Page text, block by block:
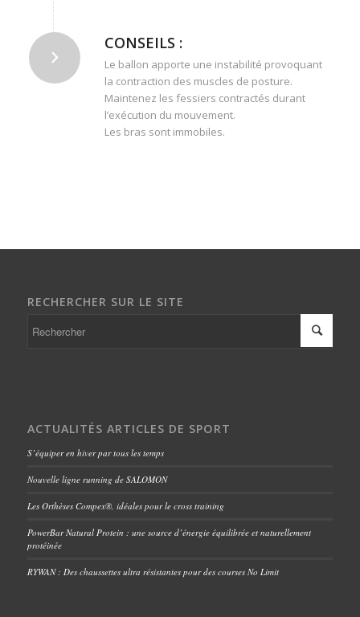
CONSEILS :
Le ballon apporte une instabilité provoquant
la contraction des muscles de posture.
Maintenez les fessiers contractés durant
l’exécution du mouvement.
Les bras sont immobiles.
RECHERCHER SUR LE SITE
ACTUALITÉS ARTICLES DE SPORT
S’équiper en hiver par tous les temps
Nouvelle ligne running de SALOMON
Les Orthèses Compex®, idéales pour le cross training
PowerBar Natural Protein : une source d’énergie équilibrée et naturellement
protéinée
RYWAN : Des chaussettes ultra résistantes pour des courses No Limit